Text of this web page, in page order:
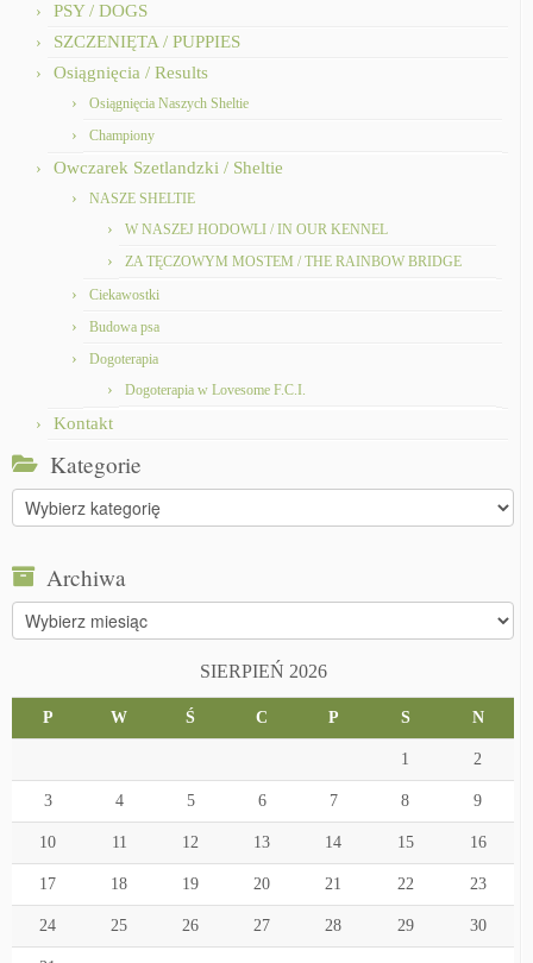
PSY / DOGS
SZCZENIĘTA / PUPPIES
Osiągnięcia / Results
Osiągnięcia Naszych Sheltie
Championy
Owczarek Szetlandzki / Sheltie
NASZE SHELTIE
W NASZEJ HODOWLI / IN OUR KENNEL
ZA TĘCZOWYM MOSTEM / THE RAINBOW BRIDGE
Ciekawostki
Budowa psa
Dogoterapia
Dogoterapia w Lovesome F.C.I.
Kontakt
Kategorie
Kategorie
Archiwa
Archiwa
SIERPIEŃ 2026
P W Ś C P S N
1 2
3 4 5 6 7 8 9
10 11 12 13 14 15 16
17 18 19 20 21 22 23
24 25 26 27 28 29 30